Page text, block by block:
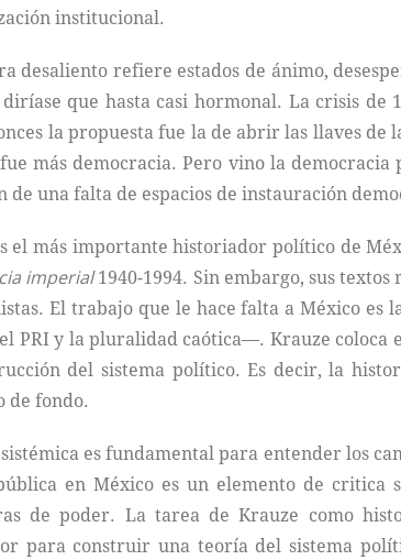
institucional.
desaliento refiere estados de ánimo,
que hasta casi hormonal. La crisis
la propuesta fue la de abrir las llaves de
más democracia. Pero vino la
de una falta de espacios de instauración
el más importante historiador político de
imperial1940-1994. Sin embargo, sus
El trabajo que le hace falta a México es
PRI y la pluralidad caótica—. Krauze coloca
del sistema político. Es decir, la
de fondo.
es fundamental para entender los
en México es un elemento de critica
de poder. La tarea de Krauze como
para construir una teoría del sistema